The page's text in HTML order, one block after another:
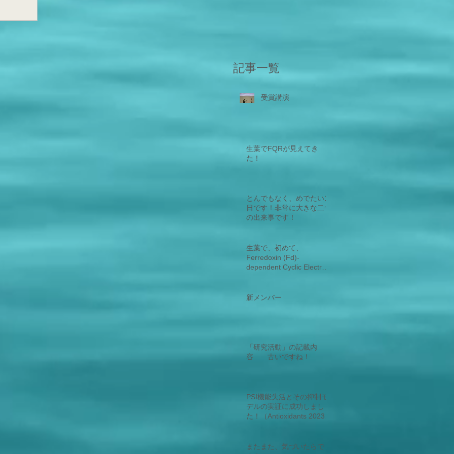
記事一覧
受賞講演
生葉でFQRが見えてき
た！
とんでもなく、めでたい1
日です！非常に大きな二つ
の出来事です！
生葉で、初めて、
Ferredoxin (Fd)-
dependent Cyclic Electron
新規サイクリックの存在を
新メンバー
「研究活動」の記載内
容 古いですね！
PSI機能失活とその抑制モ
デルの実証に成功しまし
た！（Antioxidants 2023,
iox12010021 - 2
またまた、気づいたらで